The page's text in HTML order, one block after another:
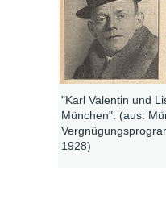
"Karl Valentin und
München". (aus:
1928)